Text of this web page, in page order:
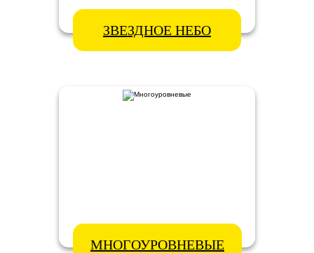
ЗВЕЗДНОЕ НЕБО
МНОГОУРОВНЕВЫЕ